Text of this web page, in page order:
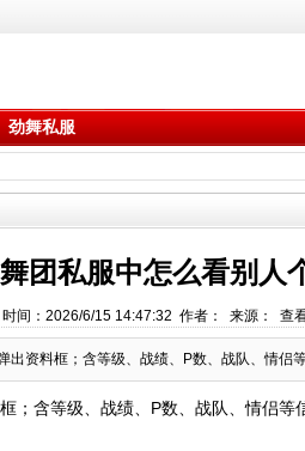
劲舞私服
团私服中怎么看别人
时间：2026/6/15 14:47:32 作者： 来源： 查
出资料框；含等级、战绩、P数、战队、情侣
；含等级、战绩、P数、战队、情侣等